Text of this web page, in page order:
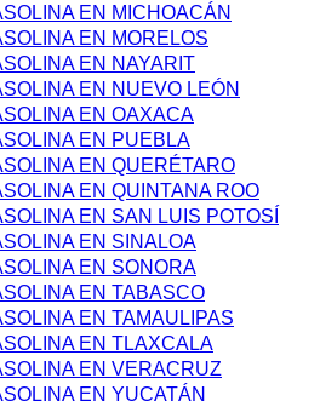
EN MICHOACÁN
EN MORELOS
EN NAYARIT
EN NUEVO LEÓN
EN OAXACA
EN PUEBLA
EN QUERÉTARO
EN QUINTANA ROO
EN SAN LUIS POTOSÍ
EN SINALOA
EN SONORA
EN TABASCO
EN TAMAULIPAS
EN TLAXCALA
EN VERACRUZ
EN YUCATÁN